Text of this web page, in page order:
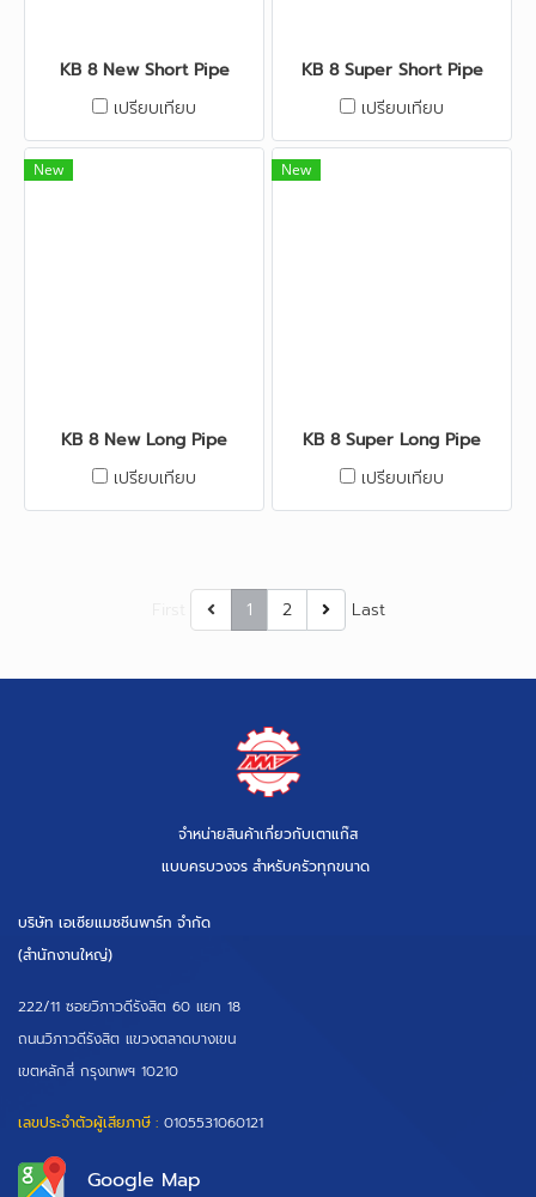
KB 8 New Short Pipe
เปรียบเทียบ
KB 8 Super Short Pipe
เปรียบเทียบ
New
KB 8 New Long Pipe
เปรียบเทียบ
New
KB 8 Super Long Pipe
เปรียบเทียบ
1 2 Last
จำหน่ายสินค้าเกี่ยวกับเตาแก๊ส
แบบครบวงจร สำหรับครัวทุกขนาด
บริษัท เอเซียแมชชีนพาร์ท จำกัด
(สำนักงานใหญ่)
222/11 ซอยวิภาวดีรังสิต 60 แยก 18
ถนนวิภาวดีรังสิต แขวงตลาดบางเขน
เขตหลักสี่ กรุงเทพฯ 10210
เลขประจำตัวผู้เสียภาษี : 0105531060121
Google Map